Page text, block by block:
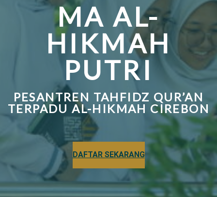
MA AL-
HIKMAH
PUTRI
PESANTREN TAHFIDZ QUR’AN
TERPADU AL-HIKMAH CIREBON
DAFTAR SEKARANG